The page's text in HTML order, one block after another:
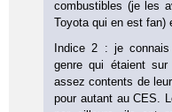
combustibles (je les
Toyota qui en est fan)
Indice 2 : je
genre qui étaient
assez contents de
pour autant au CES.